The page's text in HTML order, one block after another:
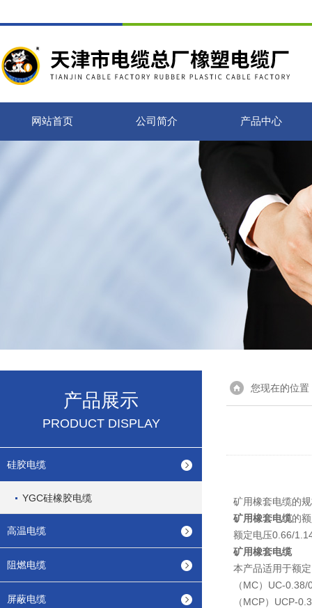
网站首页 公司简介 产品中心
产品展示
PRODUCT DISPLAY
硅胶电缆
YGC硅橡胶电缆
高温电缆
阻燃电缆
屏蔽电缆
您现在的位置
矿用橡套电缆的
矿用橡套电缆的
额定电压0.66/
矿用橡套电缆
本产品适用于额
（MC）UC-
（MCP）UCP-